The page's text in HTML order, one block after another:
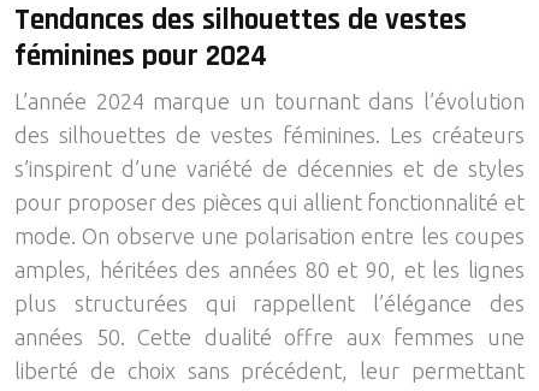
Tendances des silhouettes de vestes
féminines pour 2024
L’année 2024 marque un tournant dans l’évolution
des silhouettes de vestes féminines. Les créateurs
s’inspirent d’une variété de décennies et de styles
pour proposer des pièces qui allient fonctionnalité et
mode. On observe une polarisation entre les coupes
amples, héritées des années 80 et 90, et les lignes
plus structurées qui rappellent l’élégance des
années 50. Cette dualité offre aux femmes une
liberté de choix sans précédent, leur permettant